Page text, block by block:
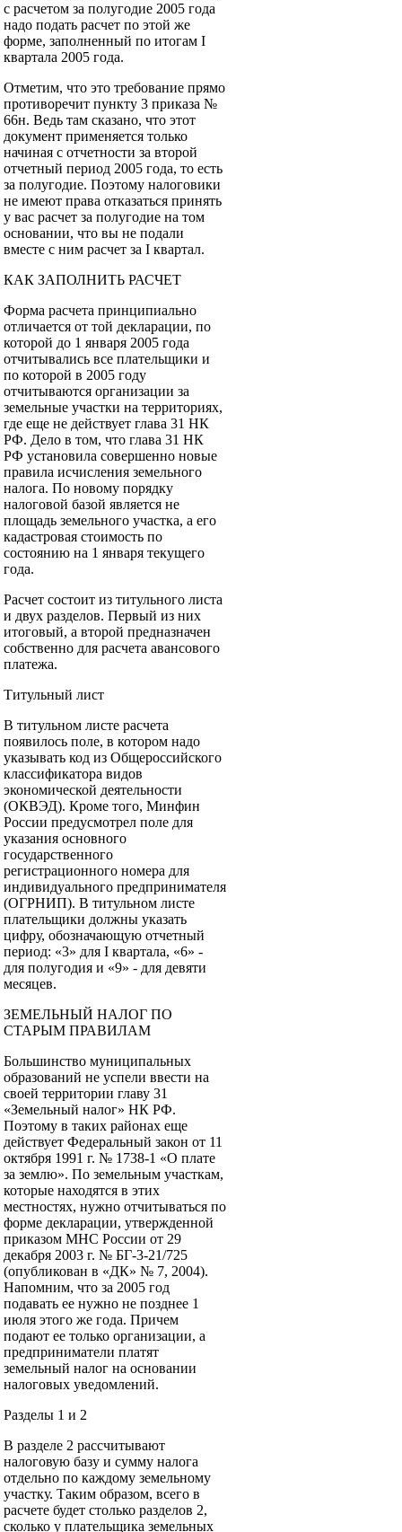
с расчетом за полугодие 2005 года
надо подать расчет по этой же
форме, заполненный по итогам I
квартала 2005 года.
Отметим, что это требование прямо
противоречит пункту 3 приказа №
66н. Ведь там сказано, что этот
документ применяется только
начиная с отчетности за второй
отчетный период 2005 года, то есть
за полугодие. Поэтому налоговики
не имеют права отказаться принять
у вас расчет за полугодие на том
основании, что вы не подали
вместе с ним расчет за I квартал.
КАК ЗАПОЛНИТЬ РАСЧЕТ
Форма расчета принципиально
отличается от той декларации, по
которой до 1 января 2005 года
отчитывались все плательщики и
по которой в 2005 году
отчитываются организации за
земельные участки на территориях,
где еще не действует глава 31 НК
РФ. Дело в том, что глава 31 НК
РФ установила совершенно новые
правила исчисления земельного
налога. По новому порядку
налоговой базой является не
площадь земельного участка, а его
кадастровая стоимость по
состоянию на 1 января текущего
года.
Расчет состоит из титульного листа
и двух разделов. Первый из них
итоговый, а второй предназначен
собственно для расчета авансового
платежа.
Титульный лист
В титульном листе расчета
появилось поле, в котором надо
указывать код из Общероссийского
классификатора видов
экономической деятельности
(ОКВЭД). Кроме того, Минфин
России предусмотрел поле для
указания основного
государственного
регистрационного номера для
индивидуального предпринимателя
(ОГРНИП). В титульном листе
плательщики должны указать
цифру, обозначающую отчетный
период: «3» для I квартала, «6» -
для полугодия и «9» - для девяти
месяцев.
ЗЕМЕЛЬНЫЙ НАЛОГ ПО
СТАРЫМ ПРАВИЛАМ
Большинство муниципальных
образований не успели ввести на
своей территории главу 31
«Земельный налог» НК РФ.
Поэтому в таких районах еще
действует Федеральный закон от 11
октября 1991 г. № 1738-1 «О плате
за землю». По земельным участкам,
которые находятся в этих
местностях, нужно отчитываться по
форме декларации, утвержденной
приказом МНС России от 29
декабря 2003 г. № БГ-3-21/725
(опубликован в «ДК» № 7, 2004).
Напомним, что за 2005 год
подавать ее нужно не позднее 1
июля этого же года. Причем
подают ее только организации, а
предприниматели платят
земельный налог на основании
налоговых уведомлений.
Разделы 1 и 2
В разделе 2 рассчитывают
налоговую базу и сумму налога
отдельно по каждому земельному
участку. Таким образом, всего в
расчете будет столько разделов 2,
сколько у плательщика земельных